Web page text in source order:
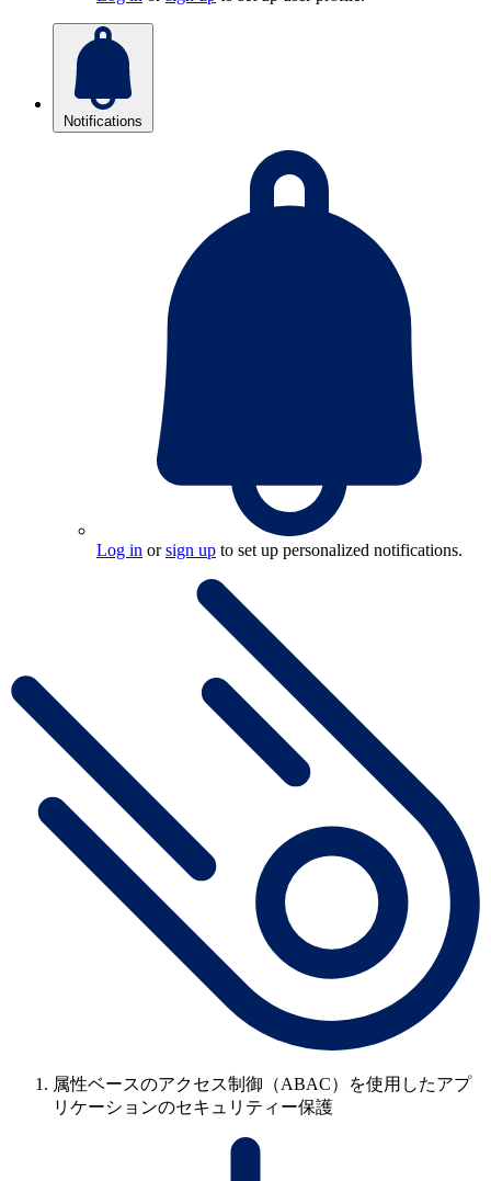
Notifications
Log in orsign up to set up personalized notifications.
属性ベースのアクセス制御（ABAC）を使用したアプ
リケーションのセキュリティー保護